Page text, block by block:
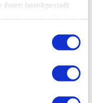
ihnen bereitgestellt